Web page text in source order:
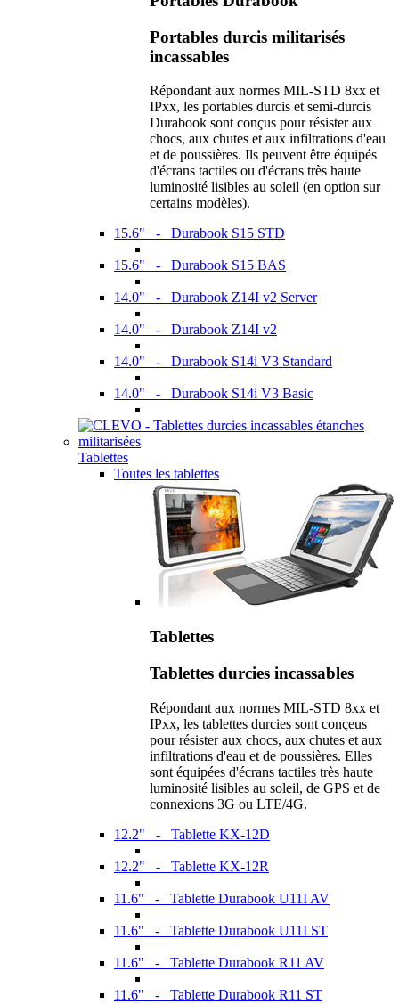
Portables durcis militarisés
incassables
Répondant aux normes MIL-STD 8xx et
IPxx, les portables durcis et semi-durcis
Durabook sont conçus pour résister aux
chocs, aux chutes et aux infiltrations d'eau
et de poussières. Ils peuvent être équipés
d'écrans tactiles ou d'écrans très haute
luminosité lisibles au soleil (en option sur
certains modèles).
15.6" - Durabook S15 STD
15.6" - Durabook S15 BAS
14.0" - Durabook Z14I v2 Server
14.0" - Durabook Z14I v2
14.0" - Durabook S14i V3 Standard
14.0" - Durabook S14i V3 Basic
Tablettes
Toutes les tablettes
Tablettes
Tablettes durcies incassables
Répondant aux normes MIL-STD 8xx et
IPxx, les tablettes durcies sont conçeus
pour résister aux chocs, aux chutes et aux
infiltrations d'eau et de poussières. Elles
sont équipées d'écrans tactiles très haute
luminosité lisibles au soleil, de GPS et de
connexions 3G ou LTE/4G.
12.2" - Tablette KX-12D
12.2" - Tablette KX-12R
11.6" - Tablette Durabook U11I AV
11.6" - Tablette Durabook U11I ST
11.6" - Tablette Durabook R11 AV
11.6" - Tablette Durabook R11 ST